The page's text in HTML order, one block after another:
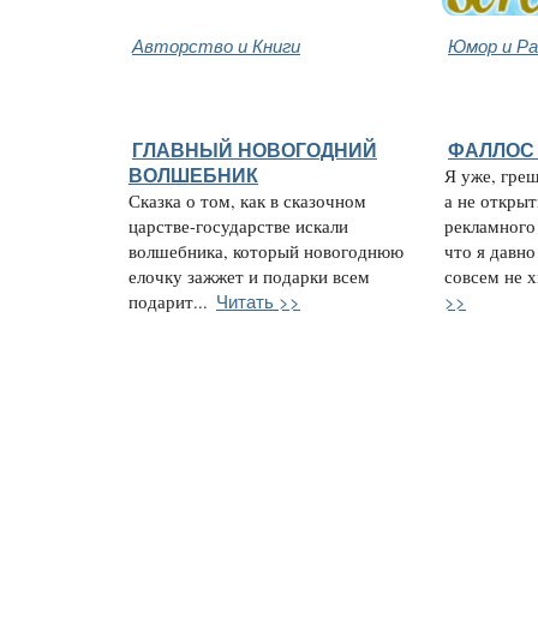
Авторство и Книги Юмор и
ГЛАВНЫЙ НОВОГОДНИЙ
ВОЛШЕБНИК
Сказка о том, как в сказочном
царстве-государстве искали
волшебника, который новогоднюю
елочку зажжет и подарки всем
подарит... Читать >>
ФАЛЛОС
Я уже,
а не
что я
совсем не
>>